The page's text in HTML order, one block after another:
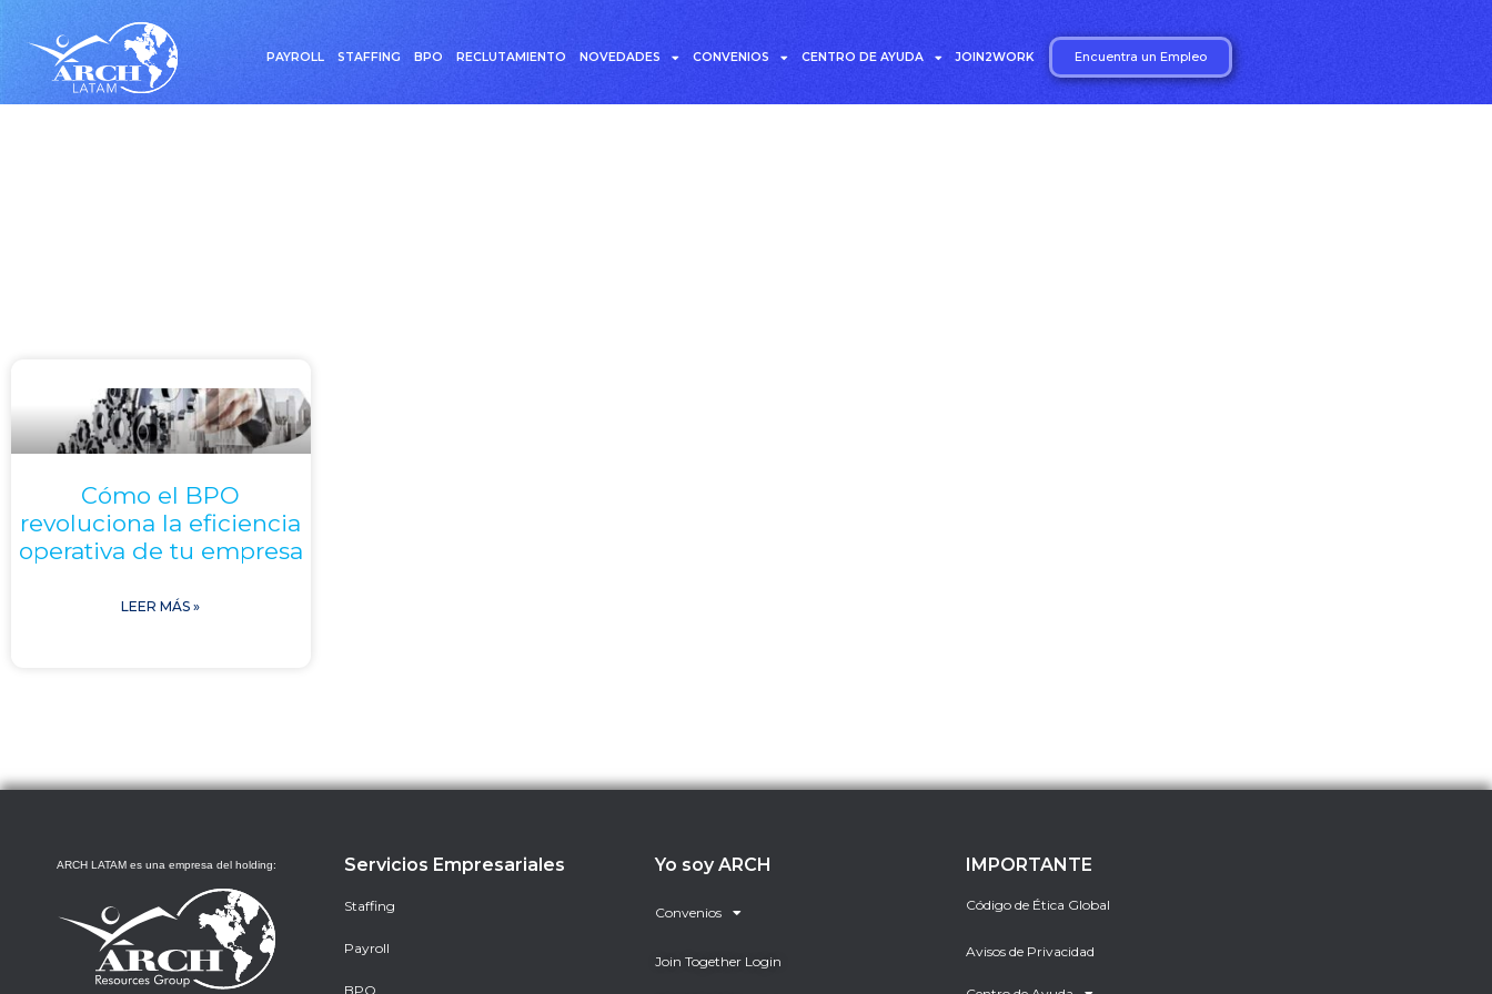
PAYROLL STAFFING BPO RECLUTAMIENTO NOVEDADES CONVENIOS CENTRO DE AYUDA JOIN2WORK Encuentra un Empleo
Cómo el BPO
revoluciona la eficiencia
operativa de tu empresa
LEER MÁS »
ARCH LATAM es una empresa del holding: Servicios Empresariales
Staffing
Payroll
BPO
Yo soy ARCH
Convenios
Join Together Login
IMPORTANTE
Código de Ética Global
Avisos de Privacidad